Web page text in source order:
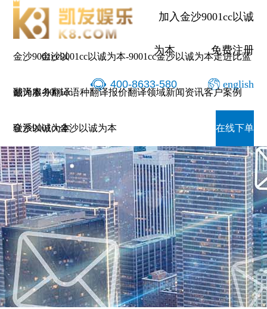
加入金沙9001cc以诚
为本 免费注册
400-8633-580 english
金沙9001cc以
诚为本-9001cc
金沙以诚为本
金沙9001cc以诚为本-9001cc金沙以诚为本走进比蓝
翻译服务翻译语种翻译报价翻译领域新闻资讯客户案例
联系9001cc金沙以诚为本 在线下单